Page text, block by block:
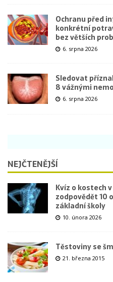
Ochranu před
konkrétní
bez větších
6. srpna 2026
Sledovat
8 vážnými
6. srpna 2026
NEJČTENĚJŠÍ
Kvíz o kostech
zodpovědět 10
základní školy
10. února 2026
Těstoviny se
21. března 2015